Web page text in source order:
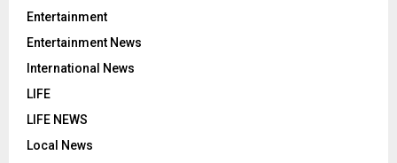
Entertainment
Entertainment News
International News
LIFE
LIFE NEWS
Local News